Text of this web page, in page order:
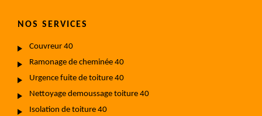
NOS SERVICES
Couvreur 40
Ramonage de cheminée 40
Urgence fuite de toiture 40
Nettoyage demoussage toiture 40
Isolation de toiture 40